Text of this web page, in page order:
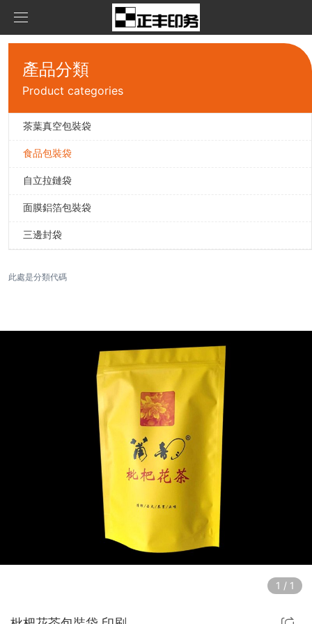
產品中心
茶葉真空包裝袋
食品包裝袋
面膜鋁箔包裝袋
新聞資訊
公司資訊
關于我們
在線留言
產品分類
Product categories
茶葉真空包裝袋
食品包裝袋
自立拉鏈袋
面膜鋁箔包裝袋
三邊封袋
此處是分類代碼
1 / 1